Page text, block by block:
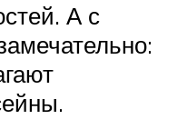
А с